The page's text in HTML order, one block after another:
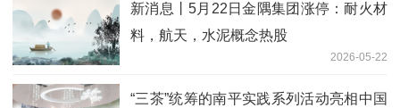
新消息丨5月22日金隅集团涨停：耐火材
料，航天，水泥概念热股
2026-05-22
“三茶”统筹的南平实践系列活动亮相中国